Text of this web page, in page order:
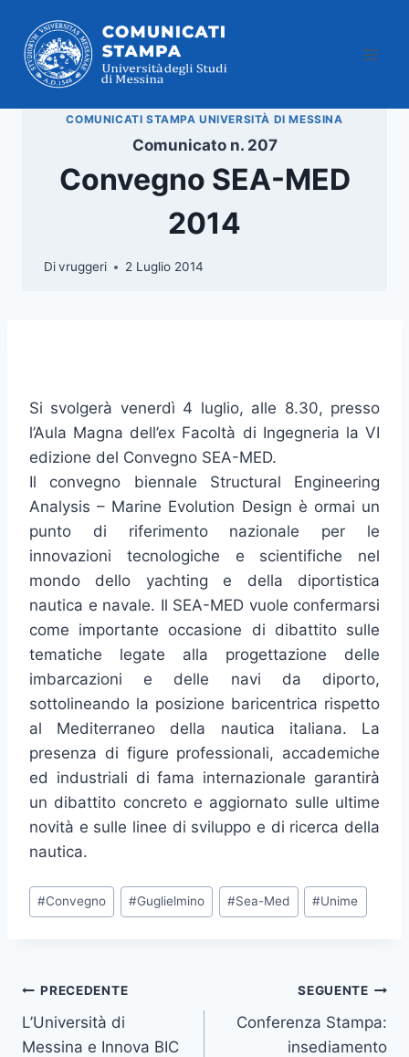
contenuto
COMUNICATI STAMPA UNIVERSITÀ DI MESSINA
Comunicato n. 207
Convegno SEA-MED
2014
Divruggeri 2 Luglio 2014
Si svolgerà venerdì 4 luglio, alle 8.30, presso
l’Aula Magna dell’ex Facoltà di Ingegneria la VI
edizione del Convegno SEA-MED.
Il convegno biennale Structural Engineering
Analysis – Marine Evolution Design è ormai un
punto di riferimento nazionale per le
innovazioni tecnologiche e scientifiche nel
mondo dello yachting e della diportistica
nautica e navale. Il SEA-MED vuole confermarsi
come importante occasione di dibattito sulle
tematiche legate alla progettazione delle
imbarcazioni e delle navi da diporto,
sottolineando la posizione baricentrica rispetto
al Mediterraneo della nautica italiana. La
presenza di figure professionali, accademiche
ed industriali di fama internazionale garantirà
un dibattito concreto e aggiornato sulle ultime
novità e sulle linee di sviluppo e di ricerca della
nautica.
Tag
articolo:
#Convegno #Guglielmino #Sea-Med #Unime
Navigazione
articoli
PRECEDENTE
L’Università di
Messina e Innova BIC
SEGUENTE
Conferenza Stampa:
insediamento